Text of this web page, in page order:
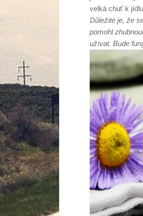
velká chuť k
Důležité je, že
pomohl
užívat. Bude